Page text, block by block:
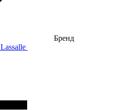
Бренд
Lassalle